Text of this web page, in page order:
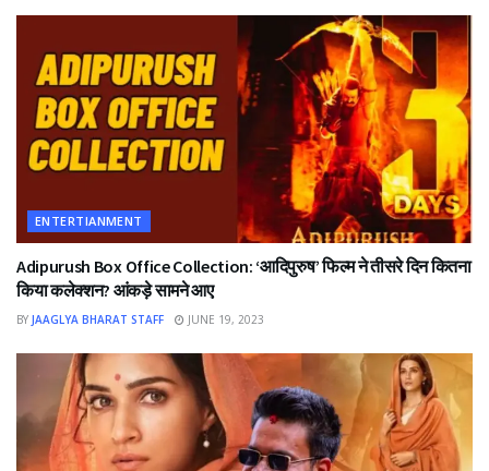
ENTERTIANMENT
Adipurush Box Office Collection: ‘आदिपुरुष’ फिल्म ने तीसरे दिन कितना
किया कलेक्शन? आंकड़े सामने आए
BY JAAGLYA BHARAT STAFF JUNE 19, 2023